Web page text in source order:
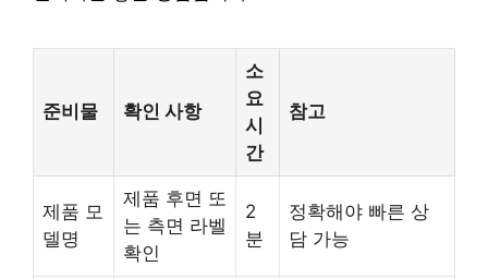
준비물 확인 사항
소
요
시
간
참고
제품 모
델명
제품 후면 또
는 측면 라벨
확인
2
분
정확해야 빠른 상
담 가능